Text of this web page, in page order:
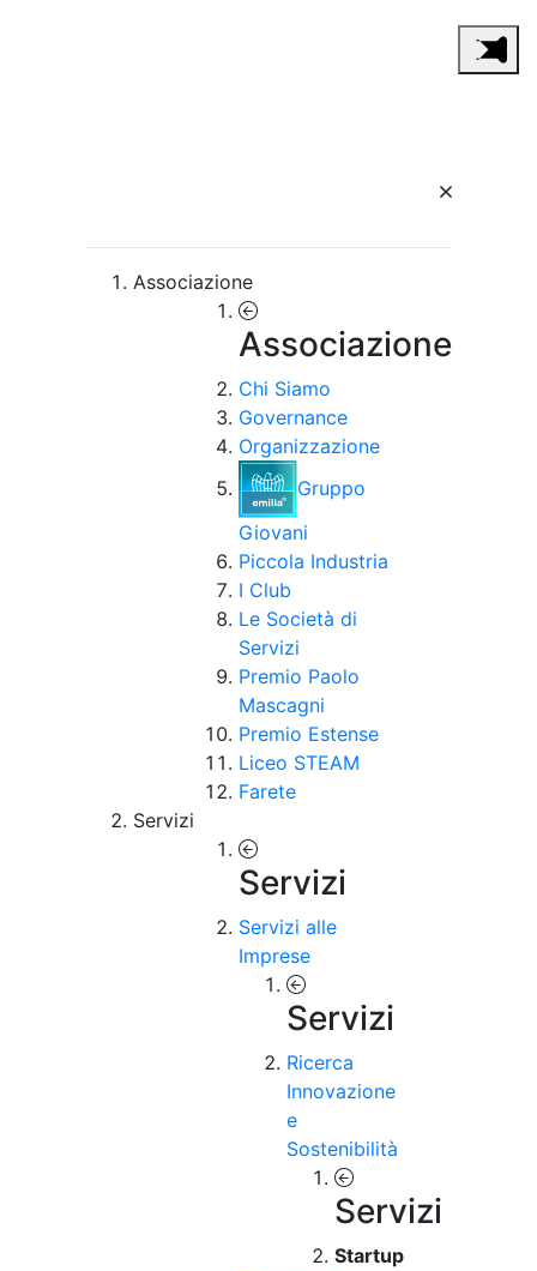
Associazione
Associazione
Chi Siamo
Governance
Organizzazione
Gruppo
Giovani
Piccola Industria
I Club
Le Società di
Servizi
Premio Paolo
Mascagni
Premio Estense
Liceo STEAM
Farete
Servizi
Servizi
Servizi alle
Imprese
Servizi
Ricerca
Innovazione
e
Sostenibilità
Servizi
Startup